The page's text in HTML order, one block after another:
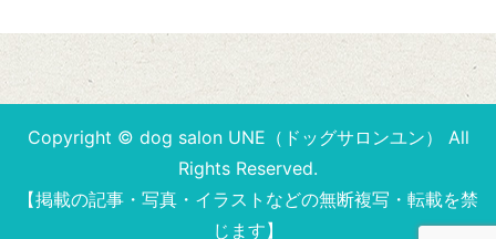
Copyright © dog salon UNE（ドッグサロンユン） All
Rights Reserved.
【掲載の記事・写真・イラストなどの無断複写・転載を禁
じます】